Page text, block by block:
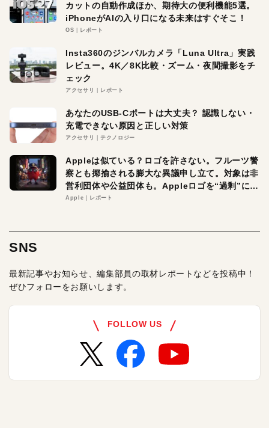
カットの自動作成ほか、期待大の便利機能5選。
iPhoneがAIの入り口になる未来はすぐそこ！
OS レポート
Insta360のジンバルカメラ「Luna Ultra」実践
レビュー。4K／8K比較・ズーム・夜間撮影をチ
ェック
アクセサリ レポート
あなたのUSB-Cポートは大丈夫？ 認識しない・
充電できない原因と正しい対策
アクセサリ テクノロジー
Appleは似ている？ロゴを許さない。フルーツ警
察とも揶揄される膨大な異議申し立て。対象は非
営利団体や公益団体も。Appleロゴを“過剰”に守
る理由とは
Apple レポート
SNS
最新記事やお知らせ、編集部員の取材レポートなどを投稿中！
ぜひフォローをお願いします。
FOLLOW US